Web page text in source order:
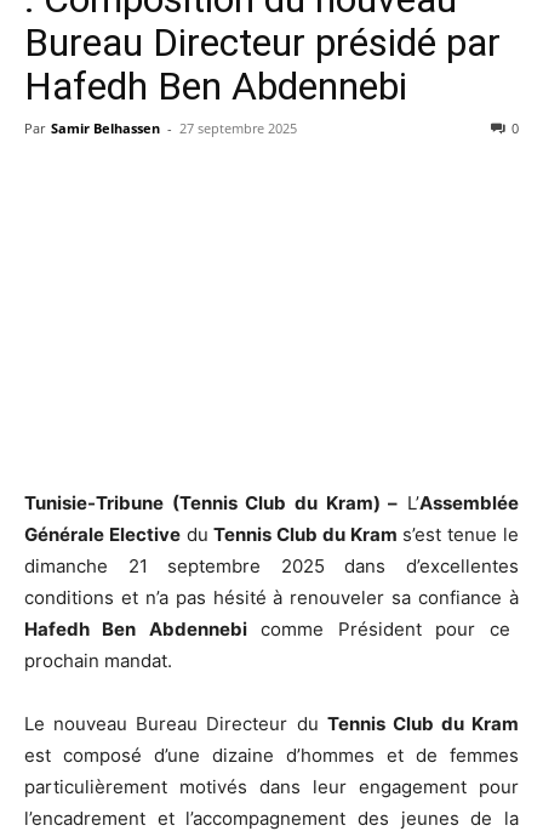
Bureau Directeur présidé par
Hafedh Ben Abdennebi
Par Samir Belhassen - 27 septembre 2025 0
Tunisie-Tribune (Tennis Club du Kram) – L’Assemblée
Générale ElectiveduTennis Club du Kram s’est tenue le
dimanche 21 septembre 2025 dans d’excellentes
conditions et n’a pas hésité à renouveler sa confiance à
Hafedh Ben Abdennebicomme Président pour ce
prochain mandat.
Le nouveau Bureau Directeur du Tennis Club du Kram
est composé d’une dizaine d’hommes et de femmes
particulièrement motivés dans leur engagement pour
l’encadrement et l’accompagnement des jeunes de la